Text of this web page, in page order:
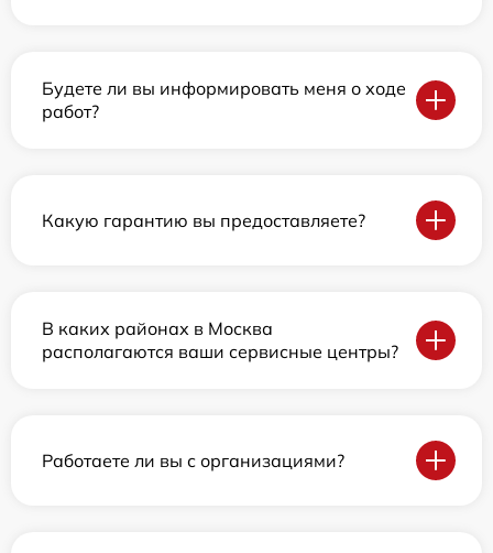
Будете ли вы информировать меня о ходе
работ?
Какую гарантию вы предоставляете?
В каких районах в Москва
располагаются ваши сервисные центры?
Работаете ли вы с организациями?